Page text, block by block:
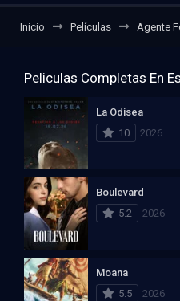
Inicio Películas Agente
Peliculas Completas En
La Odisea
10
2026
Boulevard
5.2
2026
Moana
5.5
2026